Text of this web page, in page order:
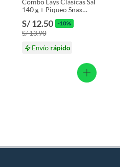
Combo Lays Clásicas Sal
140 g + Piqueo Snax
Original 190 g
S/ 12.50 -10%
S/ 13.90
Envío rápido